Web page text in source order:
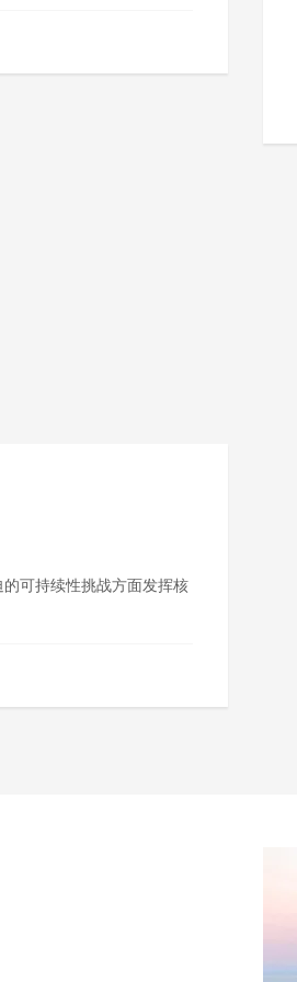
可持续性挑战方面发挥核